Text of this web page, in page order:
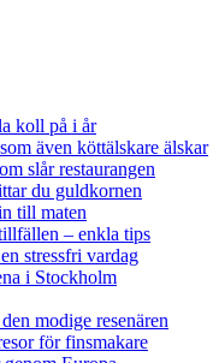
koll på i år
även köttälskare älskar
slår restaurangen
du guldkornen
till maten
– enkla tips
stressfri vardag
i Stockholm
modige resenären
för finsmakare